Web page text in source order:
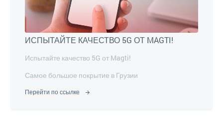
ИСПЫТАЙТЕ КАЧЕСТВО 5G ОТ MAGTI!
Испытайте качество 5G от Magti!
Самое большое покрытие в Грузии
Перейти по ссылке